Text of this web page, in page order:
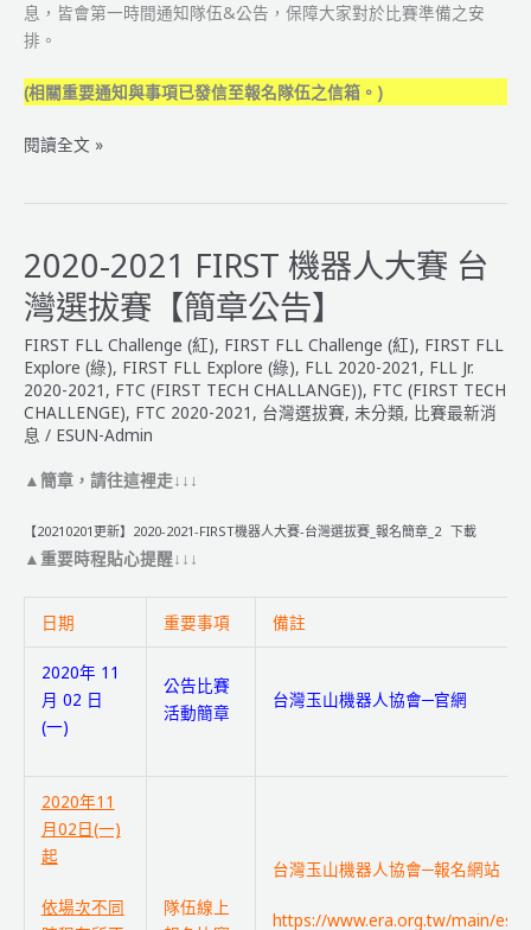
息，皆會第一時間通知隊伍&公告，保障大家對於比賽準備之安
排。
(相關重要通知與事項已發信至報名隊伍之信箱。)
「2020-
器
人
大
臺
灣
選
拔
賽」
關
日
閱讀全文 »
2020-2021 FIRST 機器人大賽 台
灣選拔賽【簡章公告】
FIRST FLL Challenge (紅), FIRST FLL Challenge (紅), FIRST FLL
Explore (綠), FIRST FLL Explore (綠), FLL 2020-2021 , FLL Jr.
2020-2021 , FTC (FIRST TECH CHALLANGE)), FTC (FIRST TECH
CHALLENGE), FTC 2020-2021 , 台灣選拔賽, 未分類, 比賽最新消
息 / ESUN-Admin
▲簡章，請往這裡走↓↓↓
【20210201更新】2020-2021-FIRST機器人大賽-台灣選拔賽_報名簡章_2 下載
▲重要時程貼心提醒↓↓↓
日期 重要事項 備註
2020年 11
月 02 日
(一)
公告比賽
活動簡章
台灣玉山機器人協會─官網
2020年11
月02日(一)
起
依場次不同
隊伍線上
台灣玉山機器人協會─報名網站
https://www.era.org.tw/main/